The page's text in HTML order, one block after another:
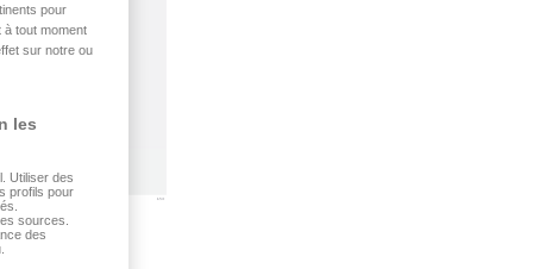
plans de
pour
tout moment
sur notre ou
les
Utiliser des
profils pour
sources.
des